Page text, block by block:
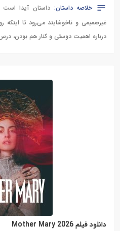
خلاصه داستان: داستان آیدا
غیرصمیمی و ناخوشایند می‌رود تا اینکه
درباره اهمیت دوستی و کنار هم بودن،
دانلود فیلم Mother Mary 2026